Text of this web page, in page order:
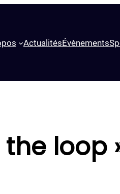
ActualitésÉvènements
loop